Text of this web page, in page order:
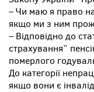
– Чи маю я право на
якщо ми з ним
– Відповідно до
страхування”
померлого
До категорії
якщо вони є